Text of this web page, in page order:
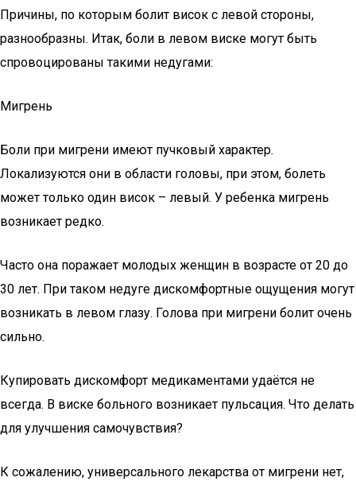
Причины, по которым болит висок с левой стороны,
разнообразны. Итак, боли в левом виске могут быть
спровоцированы такими недугами:
Мигрень
Боли при мигрени имеют пучковый характер.
Локализуются они в области головы, при этом, болеть
может только один висок – левый. У ребенка мигрень
возникает редко.
Часто она поражает молодых женщин в возрасте от 20 до
30 лет. При таком недуге дискомфортные ощущения могут
возникать в левом глазу. Голова при мигрени болит очень
сильно.
Купировать дискомфорт медикаментами удаётся не
всегда. В виске больного возникает пульсация. Что делать
для улучшения самочувствия?
К сожалению, универсального лекарства от мигрени нет,